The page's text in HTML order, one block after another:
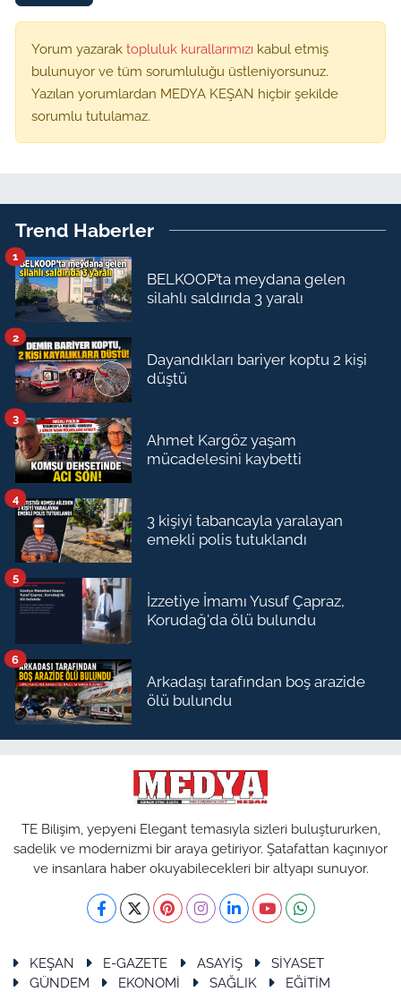
Yorum yazarak topluluk kurallarımızı kabul etmiş
bulunuyor ve tüm sorumluluğu üstleniyorsunuz.
Yazılan yorumlardan MEDYA KEŞAN hiçbir şekilde
sorumlu tutulamaz.
Trend Haberler
BELKOOP’ta meydana gelen
silahlı saldırıda 3 yaralı
1
Dayandıkları bariyer koptu 2 kişi
düştü
2
Ahmet Kargöz yaşam
mücadelesini kaybetti
3
3 kişiyi tabancayla yaralayan
emekli polis tutuklandı
4
İzzetiye İmamı Yusuf Çapraz,
Korudağ'da ölü bulundu
5
Arkadaşı tarafından boş arazide
ölü bulundu
6
TE Bilişim, yepyeni Elegant temasıyla sizleri buluştururken,
sadelik ve modernizmi bir araya getiriyor. Şatafattan kaçınıyor
ve insanlara haber okuyabilecekleri bir altyapı sunuyor.
KEŞAN E-GAZETE ASAYİŞ
SİYASET
GÜNDEM
EKONOMİ SAĞLIK EĞİTİM